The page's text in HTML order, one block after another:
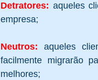
Detratores: aqueles
empresa;
Neutros: aqueles
facilmente migrarão
melhores;